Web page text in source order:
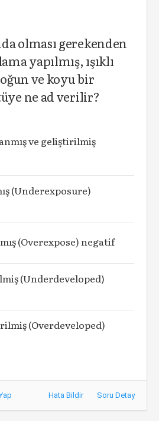
olması gerekenden
yapılmış, ışıklı
ve koyu bir
ne ad verilir?
ve geliştirilmiş
(Underexposure)
(Overexpose) negatif
(Underdeveloped)
(Overdeveloped)
Hata Bildir Soru Detay